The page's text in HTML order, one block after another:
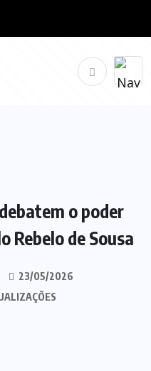
o poder
Rebelo de Sousa
23/05/2026